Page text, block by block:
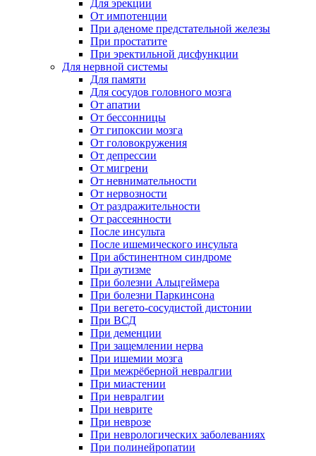
Для эрекции
От импотенции
При аденоме предстательной железы
При простатите
При эректильной дисфункции
Для нервной системы
Для памяти
Для сосудов головного мозга
От апатии
От бессонницы
От гипоксии мозга
От головокружения
От депрессии
От мигрени
От невнимательности
От нервозности
От раздражительности
От рассеянности
После инсульта
После ишемического инсульта
При абстинентном синдроме
При аутизме
При болезни Альцгеймера
При болезни Паркинсона
При вегето-сосудистой дистонии
При ВСД
При деменции
При защемлении нерва
При ишемии мозга
При межрёберной невралгии
При миастении
При невралгии
При неврите
При неврозе
При неврологических заболеваниях
При полинейропатии